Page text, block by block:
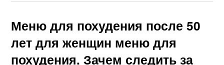
Меню для похудения после 50
лет для женщин меню для
похудения. Зачем следить за